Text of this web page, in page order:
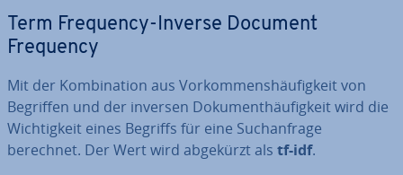
Term Frequency-Inverse Document
Frequency
Mit der Kom­bi­na­ti­on aus Vor­kom­mens­häu­fig­keit von
Begriffen und der inversen Do­ku­ment­häu­fig­keit wird die
Wich­tig­keit eines Begriffs für eine Such­an­fra­ge
berechnet. Der Wert wird abgekürzt als tf-idf.